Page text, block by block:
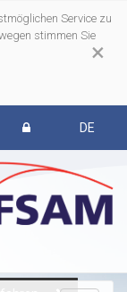
×
Service zu
stimmen Sie
DE